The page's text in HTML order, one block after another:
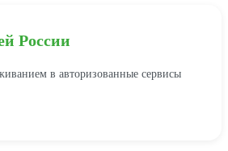
России
в авторизованные сервисы